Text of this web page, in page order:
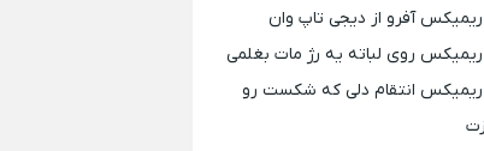
ریمیکس آفرو از ديجی تاپ وان
ریمیکس روی لباته یه رژ مات بغلمی
ریمیکس انتقام دلی که شکست رو